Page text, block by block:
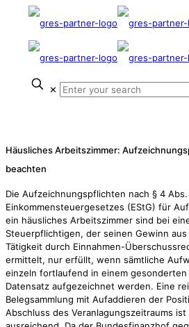
✕
Häusliches Arbeitszimmer:
beachten
Die Aufzeichnungspflichten nach § 4 Abs.
Einkommensteuergesetzes (EStG) für
ein häusliches Arbeitszimmer sind bei
Steuerpflichtigen, der seinen Gewinn
Tätigkeit durch Einnahmen-
ermittelt, nur erfüllt, wenn sämtliche
einzeln fortlaufend in einem
Datensatz aufgezeichnet werden. Eine
Belegsammlung mit Aufaddieren der
Abschluss des Veranlagungszeitraums ist